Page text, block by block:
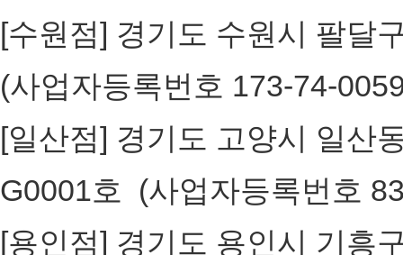
[수원점] 경기도 수원시 팔달
(사업자등록번호 173-74-
[일산점] 경기도 고양시 일산
G0001호 (사업자등록번호
[용인점] 경기도 용인시 기흥